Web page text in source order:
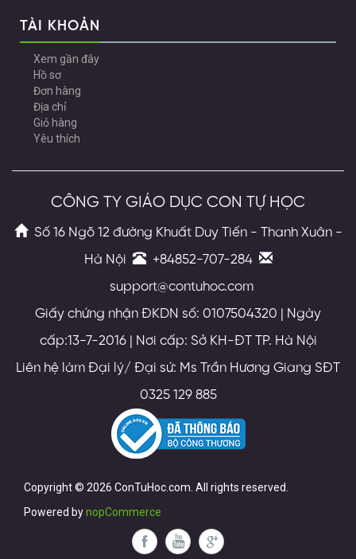
TÀI KHOẢN
Xem gần đây
Hồ sơ
Đơn hàng
Địa chỉ
Giỏ hàng
Yêu thích
CÔNG TY GIÁO DỤC CON TỰ HỌC
Số 16 Ngõ 12 đường Khuất Duy Tiến - Thanh Xuân -
Hà Nội
+84852-707-284
support@contuhoc.com
Giấy chứng nhận ĐKDN số: 0107504320 | Ngày
cấp:13-7-2016 | Nơi cấp: Sở KH-ĐT TP. Hà Nội
Liên hệ làm Đại lý/ Đại sứ: Ms Trần Hương Giang SĐT
0325 129 885
Copyright © 2026 ConTuHoc.com. All rights reserved.
Powered bynopCommerce